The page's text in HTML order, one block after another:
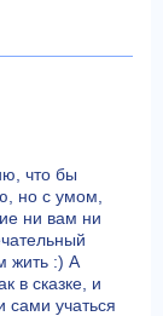
что бы
но с умом,
ни вам ни
жить :) А
в сказке, и
сами учаться